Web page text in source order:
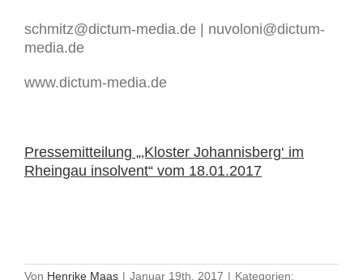
schmitz@dictum-media.de | nuvoloni@dictum-
media.de
www.dictum-media.de
Pressemitteilung „‚Kloster Johannisberg‘ im
Rheingau insolvent“ vom 18.01.2017
Von Henrike Maas | Januar 19th, 2017 | Kategorien: